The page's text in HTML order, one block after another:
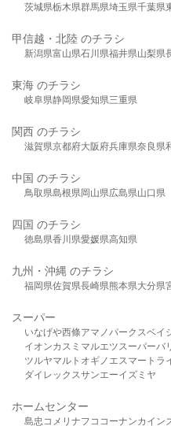
茨城県栃木県群馬県埼玉県千葉県
甲信越・北陸 のチラシ
新潟県富山県石川県福井県山梨県
東海 のチラシ
岐阜県静岡県愛知県三重県
関西 のチラシ
滋賀県京都府大阪府兵庫県奈良県
中国 のチラシ
鳥取県島根県岡山県広島県山口県
四国 のチラシ
徳島県香川県愛媛県高知県
九州・沖縄 のチラシ
福岡県佐賀県長崎県熊本県大分県
スーパー
いなげや西條アマノパークスベイ
イオンカスミ マルエツスーパーバ
ツルヤマルト オギノ エスマート ラ
ダイレックスサンエーイズミヤ
ホームセンター
島忠 コメリ ナフコ コーナンカイン